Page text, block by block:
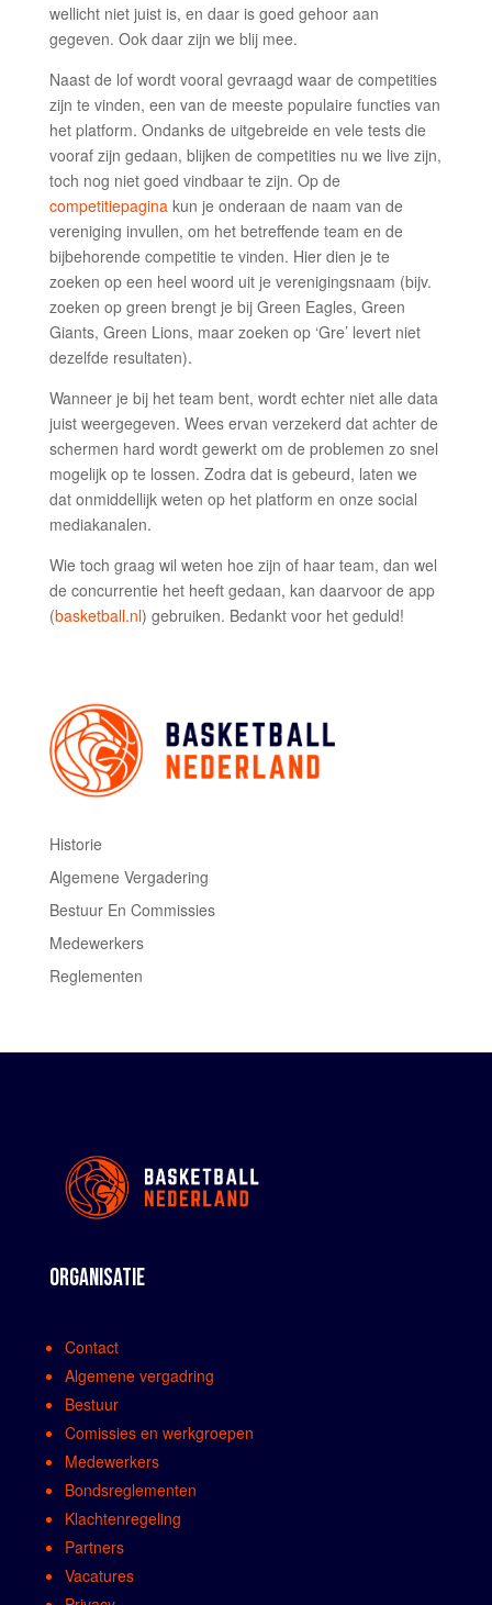
wellicht niet juist is, en daar is goed gehoor aan
gegeven. Ook daar zijn we blij mee.
Naast de lof wordt vooral gevraagd waar de competities
zijn te vinden, een van de meeste populaire functies van
het platform. Ondanks de uitgebreide en vele tests die
vooraf zijn gedaan, blijken de competities nu we live zijn,
toch nog niet goed vindbaar te zijn. Op de
competitiepaginakun je onderaan de naam van de
vereniging invullen, om het betreffende team en de
bijbehorende competitie te vinden. Hier dien je te
zoeken op een heel woord uit je verenigingsnaam (bijv.
zoeken op green brengt je bij Green Eagles, Green
Giants, Green Lions, maar zoeken op ‘Gre’ levert niet
dezelfde resultaten).
Wanneer je bij het team bent, wordt echter niet alle data
juist weergegeven. Wees ervan verzekerd dat achter de
schermen hard wordt gewerkt om de problemen zo snel
mogelijk op te lossen. Zodra dat is gebeurd, laten we
dat onmiddellijk weten op het platform en onze social
mediakanalen.
Wie toch graag wil weten hoe zijn of haar team, dan wel
de concurrentie het heeft gedaan, kan daarvoor de app
(basketball.nl) gebruiken. Bedankt voor het geduld!
Historie
Algemene Vergadering
Bestuur En Commissies
Medewerkers
Reglementen
ORGANISATIE
Contact
Algemene vergadring
Bestuur
Comissies en werkgroepen
Medewerkers
Bondsreglementen
Klachtenregeling
Partners
Vacatures